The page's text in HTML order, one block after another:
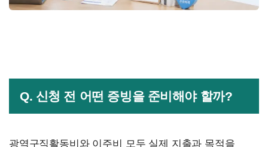
Q. 신청 전 어떤 증빙을 준비해야 할까?
광역구직활동비와 이주비 모두 실제 지출과 목적을